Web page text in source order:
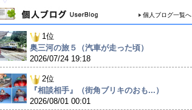
個人ブログ一覧へ
1位
奥三河の旅５（汽車が走った頃）
2026/07/24 19:18
2位
『相談相手』（街角ブリキのおも...）
2026/08/01 00:01